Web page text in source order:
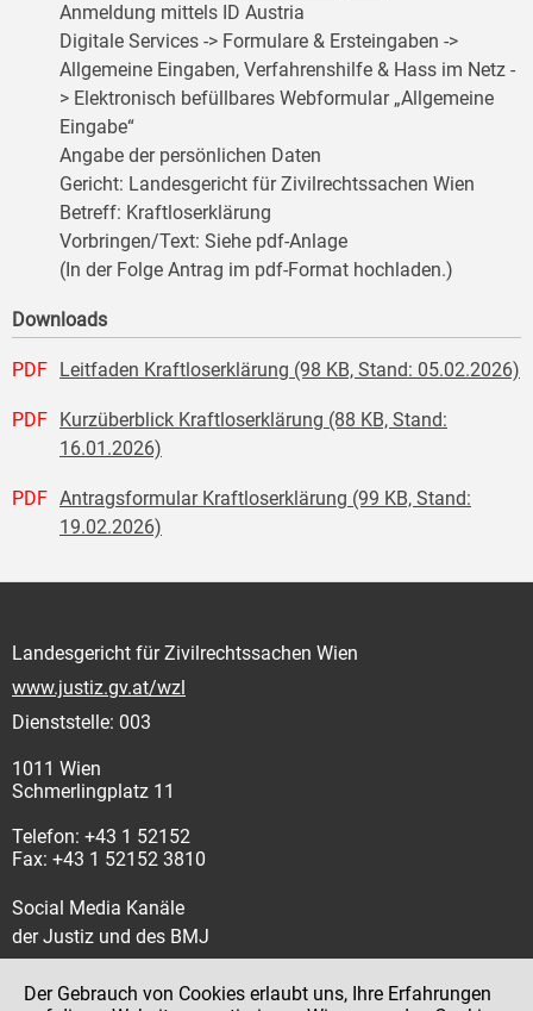
Anmeldung mittels ID Austria
Digitale Services -> Formulare & Ersteingaben ->
Allgemeine Eingaben, Verfahrenshilfe & Hass im Netz -
> Elektronisch befüllbares Webformular „Allgemeine
Eingabe“
Angabe der persönlichen Daten
Gericht: Landesgericht für Zivilrechtssachen Wien
Betreff: Kraftloserklärung
Vorbringen/Text: Siehe pdf-Anlage
(In der Folge Antrag im pdf-Format hochladen.)
Downloads
PDF Leitfaden Kraftloserklärung (98 KB, Stand: 05.02.2026)
PDF
Kurzüberblick Kraftloserklärung (88 KB, Stand:
16.01.2026)
PDF Antragsformular Kraftloserklärung (99 KB, Stand:
19.02.2026)
Landesgericht für Zivilrechtssachen Wien
www.justiz.gv.at/wzl
Dienststelle: 003
1011 Wien
Schmerlingplatz 11
Telefon: +43 1 52152
Fax: +43 1 52152 3810
Social Media Kanäle
der Justiz und des BMJ
Der Gebrauch von Cookies erlaubt uns, Ihre Erfahrungen